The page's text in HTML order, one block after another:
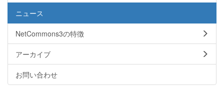
ニュース
NetCommons3の特徴
アーカイブ
お問い合わせ